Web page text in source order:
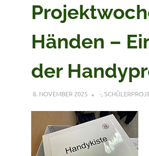
Händen –
der
8. NOVEMBER 2025 VERONIQUE
-,